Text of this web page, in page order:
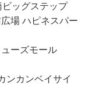
ッグステップ
場 ハピネスパー
ーズモール
ンカンベイサイ